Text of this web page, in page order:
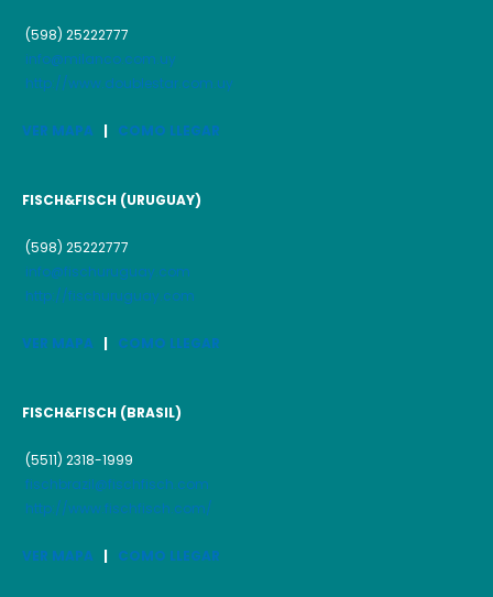
(598) 25222777
info@milanco.com.uy
http://www.doublestar.com.uy
VER MAPA | COMO LLEGAR
FISCH&FISCH (URUGUAY)
(598) 25222777
info@fischuruguay.com
http://fischuruguay.com
VER MAPA | COMO LLEGAR
FISCH&FISCH (BRASIL)
(5511) 2318-1999
fischbrazil@fischfisch.com
http://www.fischfisch.com/
VER MAPA | COMO LLEGAR